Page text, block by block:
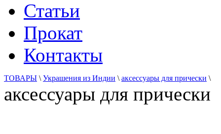
Статьи
Прокат
Контакты
ТОВАРЫ \ Украшения из Индии \ аксессуары для прически \
аксессуары для прически